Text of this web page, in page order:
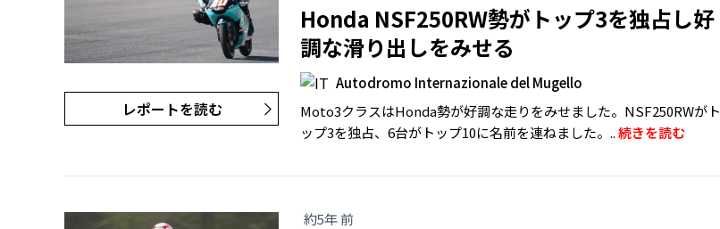
レポートを読む
Honda NSF250RW勢がトップ3を独占し好
調な滑り出しをみせる
Autodromo Internazionale del Mugello
Moto3クラスはHonda勢が好調な走りをみせました。NSF250RWがト
ップ3を独占、6台がトップ10に名前を連ねました。..続きを読む
約5年 前